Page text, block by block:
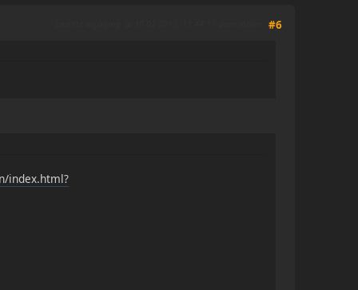
#6
index.html?